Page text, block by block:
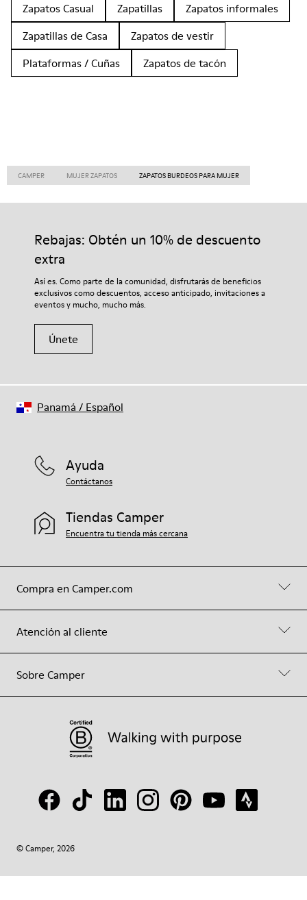
Zapatos Casual
Zapatillas
Zapatos informales
Zapatillas de Casa
Zapatos de vestir
Plataformas / Cuñas
Zapatos de tacón
CAMPER MUJER ZAPATOS ZAPATOS BURDEOS PARA MUJER
Rebajas: Obtén un 10% de descuento
extra
Así es. Como parte de la comunidad, disfrutarás de beneficios
exclusivos como descuentos, acceso anticipado, invitaciones a
eventos y mucho, mucho más.
Únete
Compra en Camper.com
Atención al cliente
Sobre Camper
Ayuda
Contáctanos
Tiendas Camper
Encuentra tu tienda más cercana
© Camper, 2026
Panamá / Español